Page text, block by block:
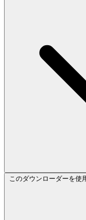
このダウンローダーを使